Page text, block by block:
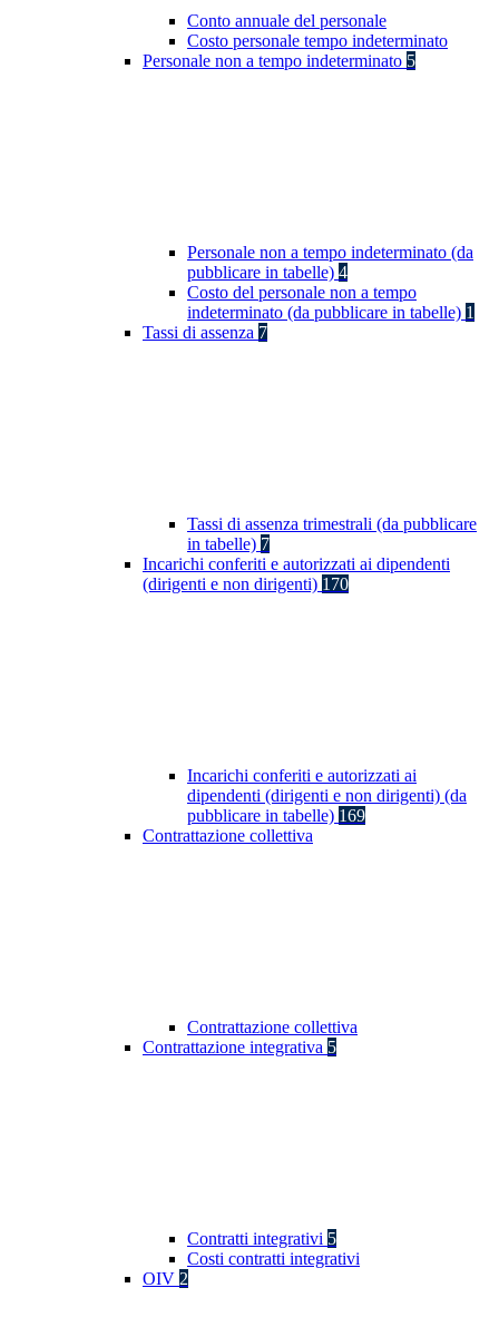
Conto annuale del personale
Costo personale tempo indeterminato
Personale non a tempo indeterminato 5
Personale non a tempo indeterminato (da
pubblicare in tabelle) 4
Costo del personale non a tempo
indeterminato (da pubblicare in tabelle) 1
Tassi di assenza 7
Tassi di assenza trimestrali (da pubblicare
in tabelle) 7
Incarichi conferiti e autorizzati ai dipendenti
(dirigenti e non dirigenti) 170
Incarichi conferiti e autorizzati ai
dipendenti (dirigenti e non dirigenti) (da
pubblicare in tabelle) 169
Contrattazione collettiva
Contrattazione collettiva
Contrattazione integrativa 5
Contratti integrativi 5
Costi contratti integrativi
OIV 2